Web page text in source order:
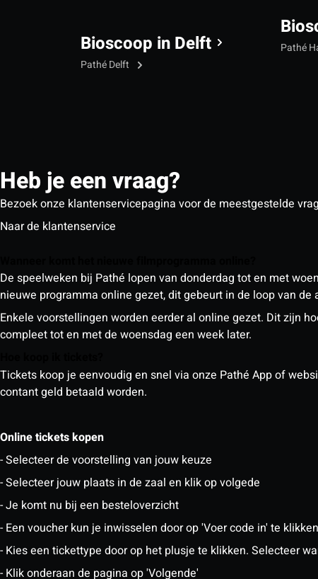
Bioscoop in Delft
Pathé Delft
Pathé
Heb je een vraag?
Bezoek onze klantenservicepagina voor de meestgestelde
Naar de klantenservice
De speelweken bij Pathé lopen van donderdag tot en met
nieuwe programma online gezet, dit gebeurt in de loop van de
Enkele voorstellingen worden eerder al online gezet. Dit zijn
compleet tot en met de woensdag een week later.
Tickets koop je eenvoudig en snel via onze Pathé App of
contant geld betaald worden.
Online tickets kopen
- Selecteer de voorstelling van jouw keuze
- Selecteer jouw plaats in de zaal en klik op volgede
- Je komt nu bij een besteloverzicht
- Een voucher kun je inwisselen door op 'Voer code in' te klikken
- Kies een tickettype door op het plusje te klikken. Selecteer
- Klik onderaan de pagina op 'Volgende'